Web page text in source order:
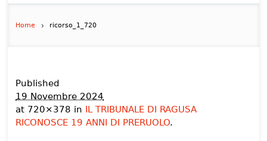
Home ricorso_1_720
Published
19 Novembre 2024
at 720×378 in IL TRIBUNALE DI RAGUSA
RICONOSCE 19 ANNI DI PRERUOLO.